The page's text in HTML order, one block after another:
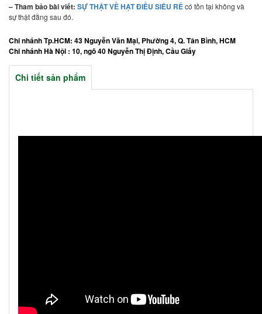
– Tham bảo bài viết: SỰ THẬT VỀ HẠT ĐIỀU SIÊU RẺcó tồn tại không và
sự thật đằng sau đó.
Chi nhánh Tp.HCM: 43 Nguyễn Văn Mại, Phường 4, Q. Tân Bình, HCM
Chi nhánh Hà Nội : 10, ngõ 40 Nguyễn Thị Định, Cầu Giấy
Chi tiết sản phẩm